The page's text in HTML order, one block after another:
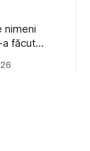
nimeni
a făcut
acolo